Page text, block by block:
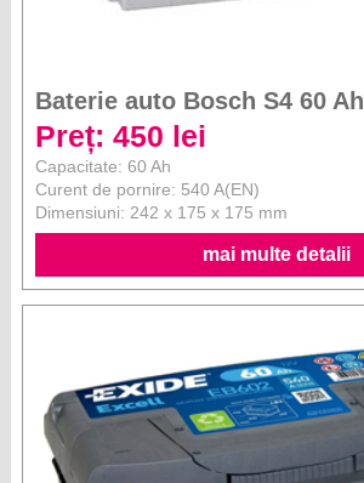
Baterie auto Bosch S4 60 Ah
Preț: 450 lei
Capacitate: 60 Ah
Curent de pornire: 540 A(EN)
Dimensiuni: 242 x 175 x 175 mm
mai multe detalii